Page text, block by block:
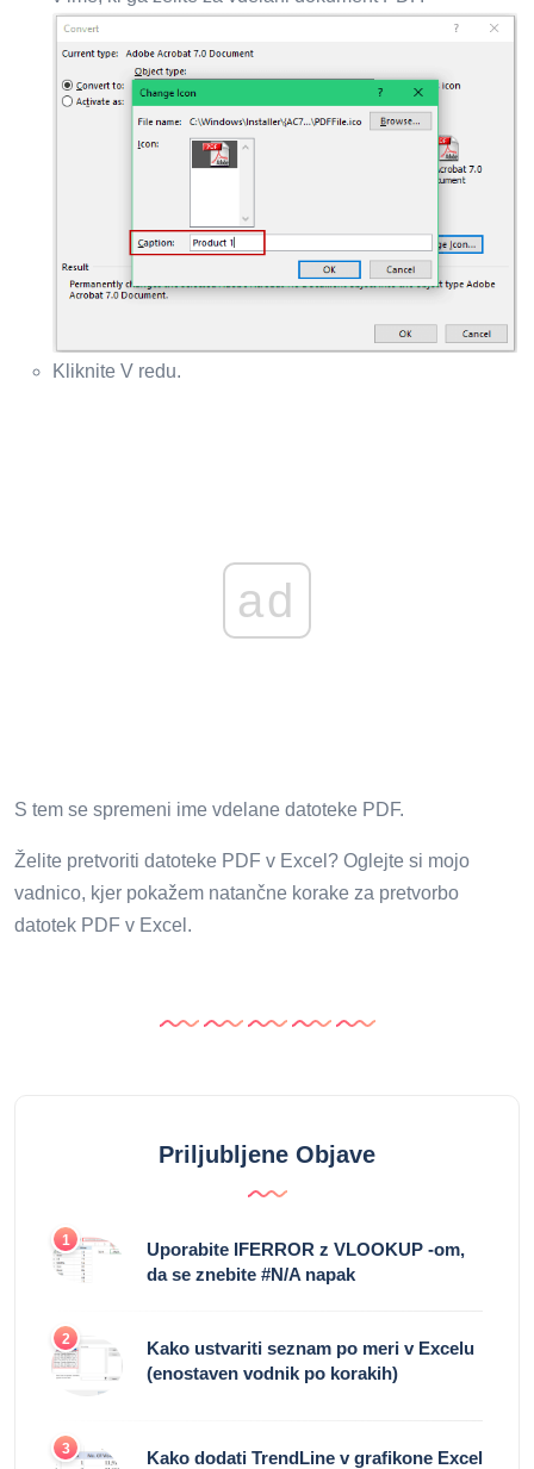
Kliknite V redu.
ad
S tem se spremeni ime vdelane datoteke PDF.
Želite pretvoriti datoteke PDF v Excel? Oglejte si mojo
vadnico, kjer pokažem natančne korake za pretvorbo
datotek PDF v Excel.
Priljubljene Objave
1
Uporabite IFERROR z VLOOKUP -om,
da se znebite #N/A napak
2
Kako ustvariti seznam po meri v Excelu
(enostaven vodnik po korakih)
3
Kako dodati TrendLine v grafikone Excel